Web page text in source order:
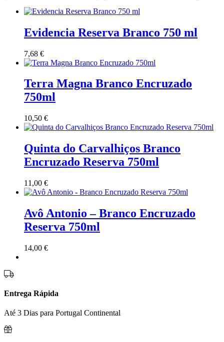
Evidencia Reserva Branco 750 ml
7,68 €
Terra Magna Branco Encruzado
750ml
10,50 €
Quinta do Carvalhiços Branco
Encruzado Reserva 750ml
11,00 €
Avô Antonio – Branco Encruzado
Reserva 750ml
14,00 €
Entrega Rápida
Até 3 Dias para Portugal Continental